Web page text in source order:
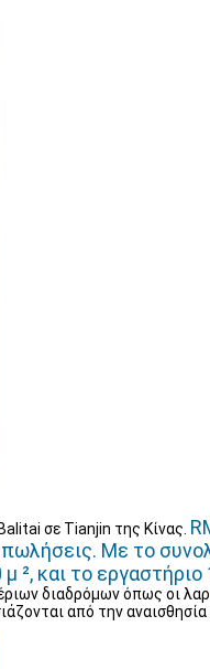
σε Tianjin της Κίνας.
Με το
και το εργαστήριο
διαδρόμων όπως οι
από την